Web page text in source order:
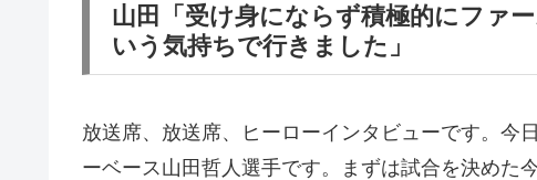
山田「受け身にならず積極的にファ
いう気持ちで行きました」
放送席、放送席、ヒーローインタビューです。今
ーベース山田哲人選手です。まずは試合を決めた